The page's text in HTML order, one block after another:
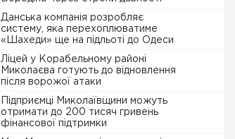
Данська компанія розробляє
систему, яка перехоплюватиме
«Шахеди» ще на підльоті до Одеси
Ліцей у Корабельному районі
Миколаєва готують до відновлення
після ворожої атаки
Підприємці Миколаївщини можуть
отримати до 200 тисяч гривень
фінансової підтримки